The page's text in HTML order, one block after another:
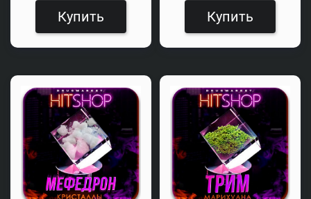
Купить Купить